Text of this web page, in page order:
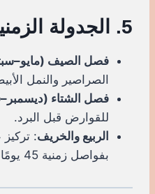
5. الجدولة الزمنية المثالية للرشّ
فصل الصيف
الصراصير والنمل
فصل الشتاء
للقوارض قبل البرد.
الربيع والخريف:
بفواصل زمنية 45 يومًا.